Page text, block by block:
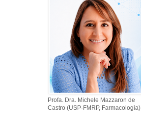
Profa. Dra. Michele Mazzaron de
Castro (USP-FMRP, Farmacologia)